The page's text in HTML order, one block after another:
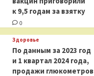
к 9,5 годам за взятку
0
Здоровье
По данным за 2023 год
и 1 квартал 2024 года,
продажи глюкометров